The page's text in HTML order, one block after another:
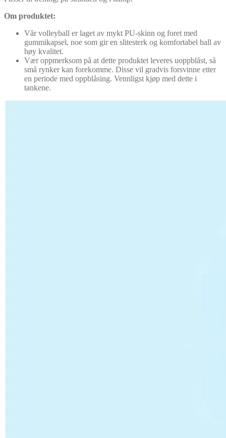
Om produktet:
Vår volleyball er laget av mykt PU-skinn og foret med
gummikapsel, noe som gir en slitesterk og komfortabel ball av
høy kvalitet.
Vær oppmerksom på at dette produktet leveres uoppblåst, så
små rynker kan forekomme. Disse vil gradvis forsvinne etter
en periode med oppblåsing. Vennligst kjøp med dette i
tankene.